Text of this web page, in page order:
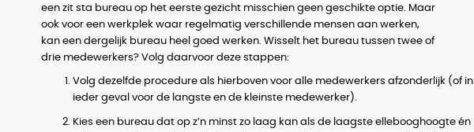
een zit sta bureau op het eerste gezicht misschien geen geschikte optie. Maar
ook voor een werkplek waar regelmatig verschillende mensen aan werken,
kan een dergelijk bureau heel goed werken. Wisselt het bureau tussen twee of
drie medewerkers? Volg daarvoor deze stappen:
Volg dezelfde procedure als hierboven voor alle medewerkers afzonderlijk (of in
ieder geval voor de langste en de kleinste medewerker).
Kies een bureau dat op z’n minst zo laag kan als de laagste ellebooghoogte én